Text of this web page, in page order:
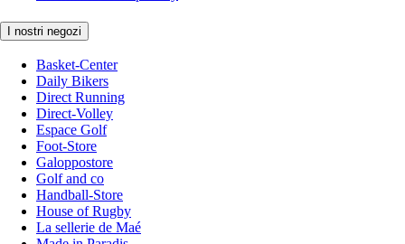
I nostri negozi
Basket-Center
Daily Bikers
Direct Running
Direct-Volley
Espace Golf
Foot-Store
Galoppostore
Golf and co
Handball-Store
House of Rugby
La sellerie de Maé